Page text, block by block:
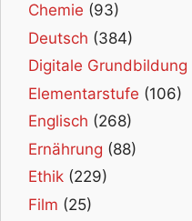
Chemie (93)
Deutsch (384)
Digitale Grundbildung
Elementarstufe (106)
Englisch (268)
Ernährung (88)
Ethik (229)
Film (25)